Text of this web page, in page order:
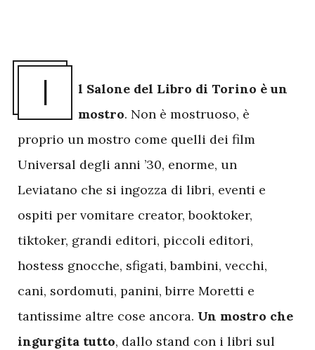
I
l Salone del Libro di Torino è un
mostro. Non è mostruoso, è
proprio un mostro come quelli dei film
Universal degli anni ’30, enorme, un
Leviatano che si ingozza di libri, eventi e
ospiti per vomitare creator, booktoker,
tiktoker, grandi editori, piccoli editori,
hostess gnocche, sfigati, bambini, vecchi,
cani, sordomuti, panini, birre Moretti e
tantissime altre cose ancora. Un mostro che
ingurgita tutto, dallo stand con i libri sul